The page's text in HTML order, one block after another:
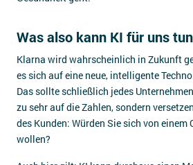
Was also kann KI für uns
Klarna wird wahrscheinlich in Zukunft
es sich auf eine neue, intelligente
Das sollte schließlich jedes
zu sehr auf die Zahlen, sondern
des Kunden: Würden Sie sich von
wollen?